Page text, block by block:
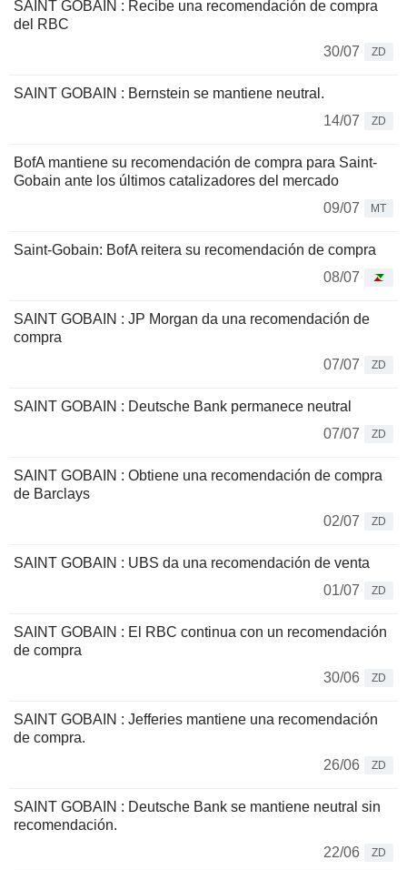
SAINT GOBAIN : Recibe una recomendación de compra
del RBC
30/07
ZD
SAINT GOBAIN : Bernstein se mantiene neutral.
14/07
ZD
BofA mantiene su recomendación de compra para Saint-
Gobain ante los últimos catalizadores del mercado
09/07
MT
Saint-Gobain: BofA reitera su recomendación de compra
08/07
SAINT GOBAIN : JP Morgan da una recomendación de
compra
07/07
ZD
SAINT GOBAIN : Deutsche Bank permanece neutral
07/07
ZD
SAINT GOBAIN : Obtiene una recomendación de compra
de Barclays
02/07
ZD
SAINT GOBAIN : UBS da una recomendación de venta
01/07
ZD
SAINT GOBAIN : El RBC continua con un recomendación
de compra
30/06
ZD
SAINT GOBAIN : Jefferies mantiene una recomendación
de compra.
26/06
ZD
SAINT GOBAIN : Deutsche Bank se mantiene neutral sin
recomendación.
22/06
ZD